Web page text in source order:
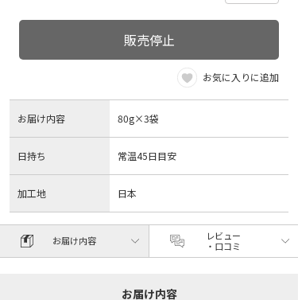
販売停止
お気に入りに追加
お届け内容 80g×3袋
日持ち 常温45日目安
加工地 日本
お届け内容
レビュー
・口コミ
お届け内容